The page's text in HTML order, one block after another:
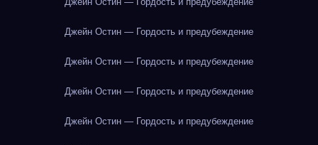
Джейн Остин — Гордость и предубеждение
Джейн Остин — Гордость и предубеждение
Джейн Остин — Гордость и предубеждение
Джейн Остин — Гордость и предубеждение